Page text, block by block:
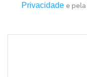
Privacidade e pela